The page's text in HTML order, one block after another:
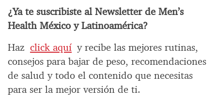
¿Ya te suscribiste al Newsletter de Men’s
Health México y Latinoamérica?
Haz click aquí y recibe las mejores rutinas,
consejos para bajar de peso, recomendaciones
de salud y todo el contenido que necesitas
para ser la mejor versión de ti.